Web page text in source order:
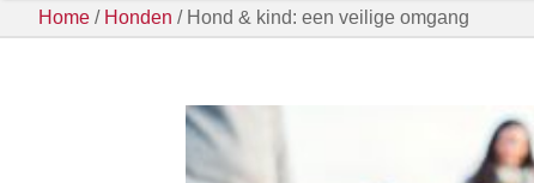
Home / Honden / Hond & kind: een veilige omgang